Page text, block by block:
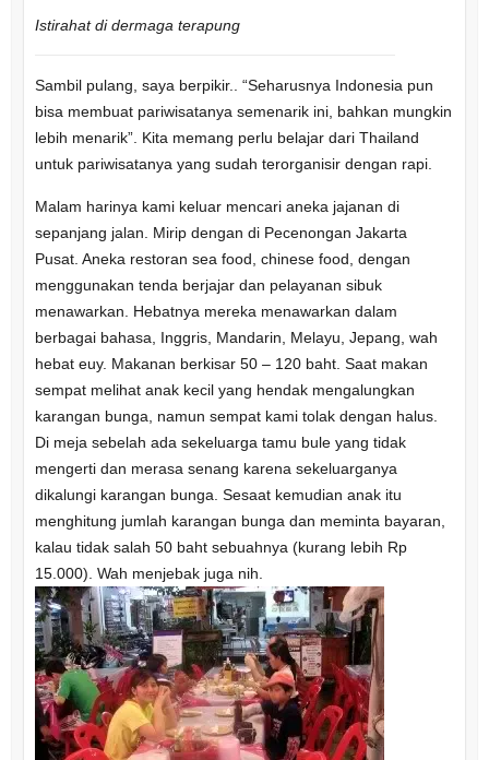
Istirahat di dermaga terapung
Sambil pulang, saya berpikir.. “Seharusnya Indonesia pun
bisa membuat pariwisatanya semenarik ini, bahkan mungkin
lebih menarik”. Kita memang perlu belajar dari Thailand
untuk pariwisatanya yang sudah terorganisir dengan rapi.
Malam harinya kami keluar mencari aneka jajanan di
sepanjang jalan. Mirip dengan di Pecenongan Jakarta
Pusat. Aneka restoran sea food, chinese food, dengan
menggunakan tenda berjajar dan pelayanan sibuk
menawarkan. Hebatnya mereka menawarkan dalam
berbagai bahasa, Inggris, Mandarin, Melayu, Jepang, wah
hebat euy. Makanan berkisar 50 – 120 baht. Saat makan
sempat melihat anak kecil yang hendak mengalungkan
karangan bunga, namun sempat kami tolak dengan halus.
Di meja sebelah ada sekeluarga tamu bule yang tidak
mengerti dan merasa senang karena sekeluarganya
dikalungi karangan bunga. Sesaat kemudian anak itu
menghitung jumlah karangan bunga dan meminta bayaran,
kalau tidak salah 50 baht sebuahnya (kurang lebih Rp
15.000). Wah menjebak juga nih.